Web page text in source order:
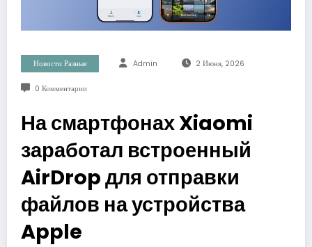
Новости Разные Admin 2 Июня, 2026
0 Комментарии
На смартфонах Xiaomi
заработал встроенный
AirDrop для отправки
файлов на устройства
Apple